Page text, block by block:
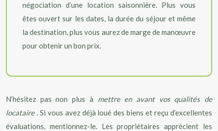
négociation d’une location saisonnière. Plus vous
êtes ouvert sur les dates, la durée du séjour et même
la destination, plus vous aurez de marge de manœuvre
pour obtenir un bon prix.
N’hésitez pas non plus à mettre en avant vos qualités de
locataire. Si vous avez déjà loué des biens et reçu d’excellentes
évaluations, mentionnez-le. Les propriétaires apprécient les